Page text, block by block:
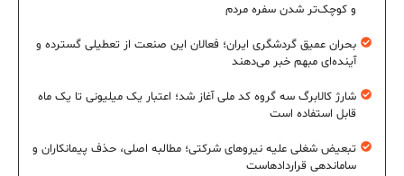
و کوچک‌تر شدن سفره مردم
بحران عمیق گردشگری ایران؛ فعالان این صنعت از تعطیلی گسترده و
آینده‌ای مبهم خبر می‌دهند
شارژ کالابرگ سه گروه کد ملی آغاز شد؛ اعتبار یک میلیونی تا یک ماه
قابل استفاده است
تبعیض شغلی علیه نیروهای شرکتی؛ مطالبه اصلی، حذف پیمانکاران و
ساماندهی قراردادهاست